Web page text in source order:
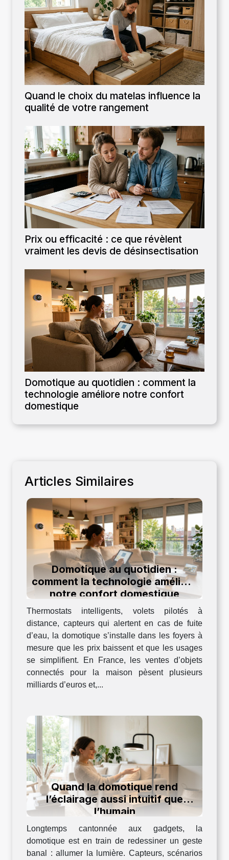
Quand le choix du matelas influence la
qualité de votre rangement
Prix ou efficacité : ce que révèlent
vraiment les devis de désinsectisation
Domotique au quotidien : comment la
technologie améliore notre confort
domestique
Articles Similaires
Domotique au quotidien :
comment la technologie améliore
notre confort domestique
Thermostats intelligents, volets pilotés à
distance, capteurs qui alertent en cas de fuite
d’eau, la domotique s’installe dans les foyers à
mesure que les prix baissent et que les usages
se simplifient. En France, les ventes d’objets
connectés pour la maison pèsent plusieurs
milliards d’euros et,...
Quand la domotique rend
l’éclairage aussi intuitif que
l’humain
Longtemps cantonnée aux gadgets, la
domotique est en train de redessiner un geste
banal : allumer la lumière. Capteurs, scénarios